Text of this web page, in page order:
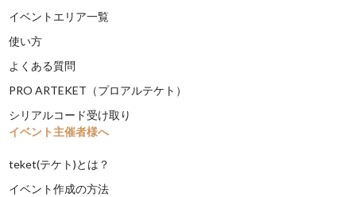
イベントエリア一覧
使い方
よくある質問
PRO ARTEKET（プロアルテケト）
シリアルコード受け取り
イベント主催者様へ
teket(テケト)とは？
イベント作成の方法